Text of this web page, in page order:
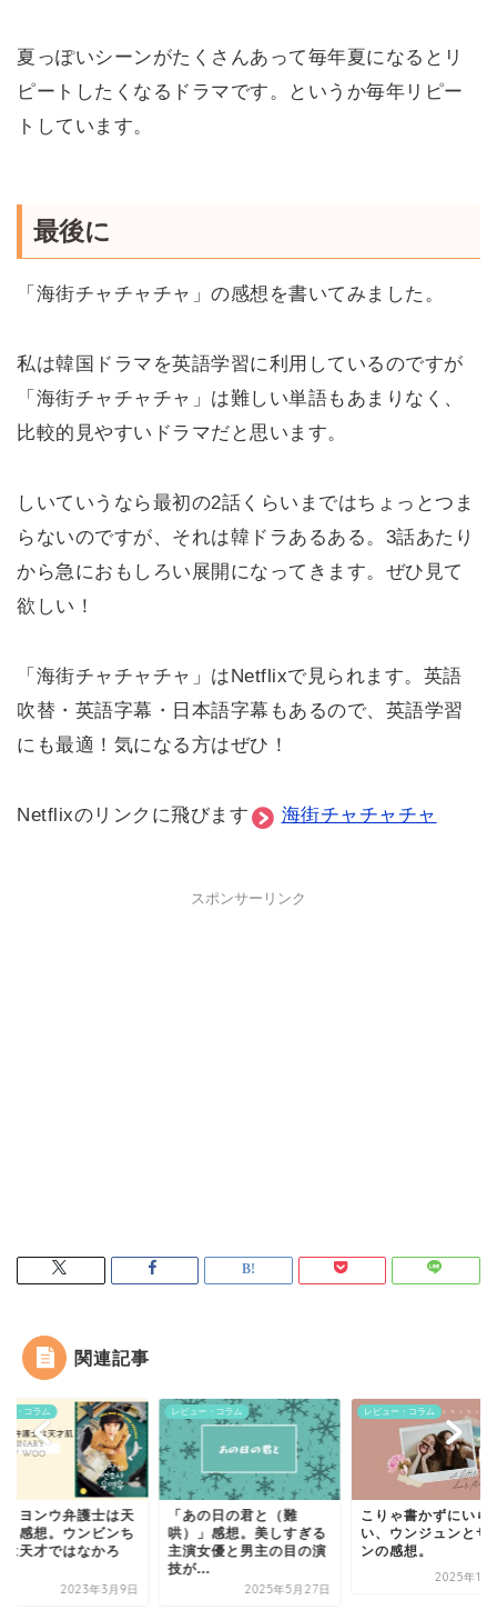
夏っぽいシーンがたくさんあって毎年夏になるとリ
ピートしたくなるドラマです。というか毎年リピー
トしています。
最後に
「海街チャチャチャ」の感想を書いてみました。
私は韓国ドラマを英語学習に利用しているのですが
「海街チャチャチャ」は難しい単語もあまりなく、
比較的見やすいドラマだと思います。
しいていうなら最初の2話くらいまではちょっとつま
らないのですが、それは韓ドラあるある。3話あたり
から急におもしろい展開になってきます。ぜひ見て
欲しい！
「海街チャチャチャ」はNetflixで見られます。英語
吹替・英語字幕・日本語字幕もあるので、英語学習
にも最適！気になる方はぜひ！
Netflixのリンクに飛びます 海街チャチャチャ
スポンサーリンク
関連記事
ー・コラム
・ヨンウ弁護士は天
】感想。ウンビンち
は天才ではなかろ
2023年3月9日
レビュー・コラム
「あの日の君と（難
哄）」感想。美しすぎる
主演女優と男主の目の演
技が...
2025年5月27日
レビュー・コラム
こりゃ書かずにいら
い、ウンジュンとサ
ンの感想。
2025年11